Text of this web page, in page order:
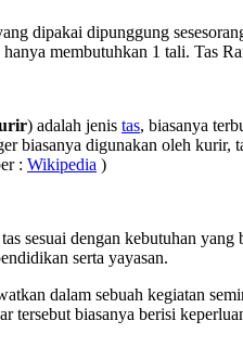
dipakai dipunggung
membutuhkan 1 tali. Tas
) adalah jenis tas, biasanya
biasanya digunakan oleh kurir,
: Wikipedia )
sesuai dengan kebutuhan
serta yayasan.
dalam sebuah kegiatan
tersebut biasanya berisi